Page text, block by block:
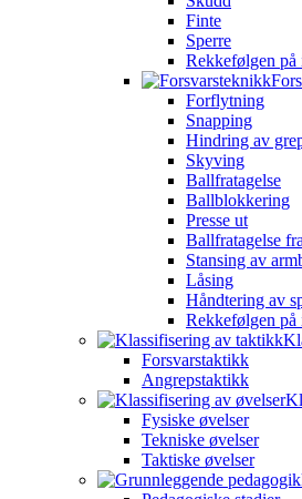
Finte
Sperre
Rekkefølgen
Forflytning
Snapping
Hindring av
Skyving
Ballfratagelse
Ballblokkering
Presse ut
Ballfratagelse
Stansing av
Låsing
Håndtering av
Rekkefølgen
Forsvarstaktikk
Angrepstaktikk
Fysiske øvelser
Tekniske øvelser
Taktiske øvelser